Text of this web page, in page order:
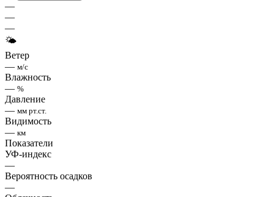
—
—
—
🌤
Ветер
— м/с
Влажность
— %
Давление
— мм рт.ст.
Видимость
— км
Показатели
УФ-индекс
—
Вероятность осадков
—